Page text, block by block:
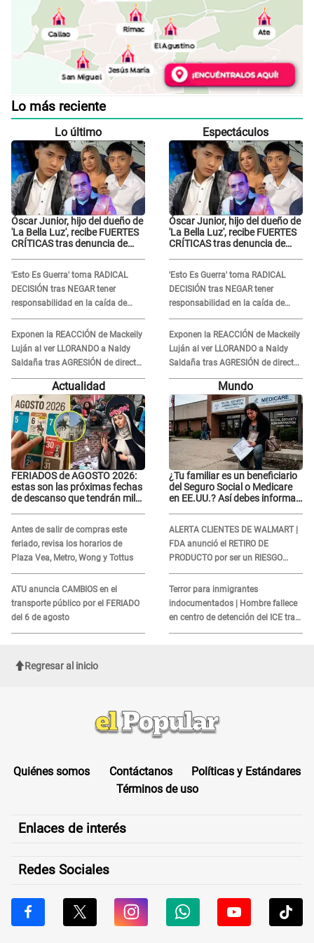
Lo más reciente
Lo último
Óscar Junior, hijo del dueño de
'La Bella Luz', recibe FUERTES
CRÍTICAS tras denuncia de
'Esto Es Guerra' toma RADICAL
DECISIÓN tras NEGAR tener
responsabilidad en la caída de
Kevin Díaz desde 8 metros de
altura
Exponen la REACCIÓN de Mackeily
Luján al ver LLORANDO a Naldy
Saldaña tras AGRESIÓN de director
de 'La Bella Luz': Esto hizo
Espectáculos
Óscar Junior, hijo del dueño de
'La Bella Luz', recibe FUERTES
CRÍTICAS tras denuncia de
'Esto Es Guerra' toma RADICAL
DECISIÓN tras NEGAR tener
responsabilidad en la caída de
Kevin Díaz desde 8 metros de
altura
Exponen la REACCIÓN de Mackeily
Luján al ver LLORANDO a Naldy
Saldaña tras AGRESIÓN de director
de 'La Bella Luz': Esto hizo
Actualidad
FERIADOS de AGOSTO 2026:
estas son las próximas fechas
de descanso que tendrán miles
Antes de salir de compras este
feriado, revisa los horarios de
Plaza Vea, Metro, Wong y Tottus
ATU anuncia CAMBIOS en el
transporte público por el FERIADO
del 6 de agosto
Mundo
¿Tu familiar es un beneficiario
del Seguro Social o Medicare
en EE.UU.? Así debes informar
ALERTA CLIENTES DE WALMART |
FDA anunció el RETIRO DE
PRODUCTO por ser un RIESGO
MORTAL para consumidores: ¿Cuál
es?
Terror para inmigrantes
indocumentados | Hombre fallece
en centro de detención del ICE tras
sufrir una "emergencia médica"
Regresar al inicio
Quiénes somos Contáctanos
Políticas y Estándares
Términos de uso
Enlaces de interés
Redes Sociales